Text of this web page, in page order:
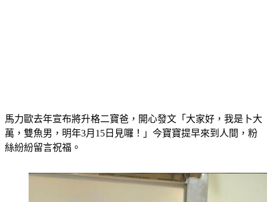
馬力歐去年宣布將升格二寶爸，開心發文「大家好，我是卜大
萬，雙魚男，明年3月15日見囉！」今寶寶提早來到人間，粉
絲紛紛留言祝福。